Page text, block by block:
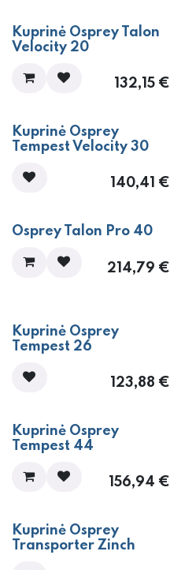
Kuprinė Osprey Talon
Velocity 20
132,15€
Kuprinė Osprey
Tempest Velocity 30
140,41 €
Osprey Talon Pro 40
214,79 €
Kuprinė Osprey
Tempest 26
123,88 €
Kuprinė Osprey
Tempest 44
156,94 €
Kuprinė Osprey
Transporter Zinch